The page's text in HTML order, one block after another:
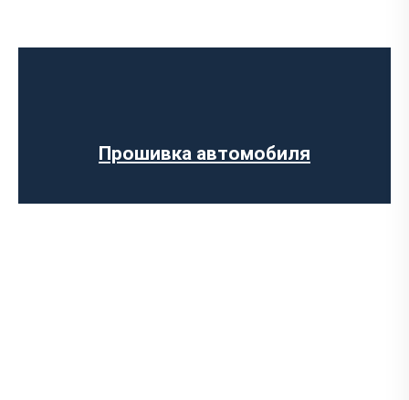
Прошивка автомобиля
Компьютерная диагностика авто